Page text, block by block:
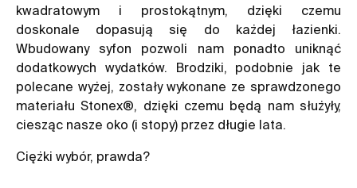
kwadratowym i prostokątnym, dzięki czemu
doskonale dopasują się do każdej łazienki.
Wbudowany syfon pozwoli nam ponadto uniknąć
dodatkowych wydatków. Brodziki, podobnie jak te
polecane wyżej, zostały wykonane ze sprawdzonego
materiału Stonex®, dzięki czemu będą nam służyły,
ciesząc nasze oko (i stopy) przez długie lata.
Ciężki wybór, prawda?